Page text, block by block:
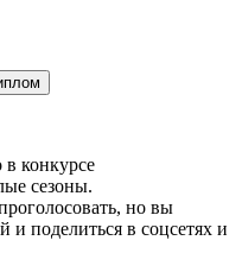
в конкурсе
сезоны.
но вы
и поделиться в соцсетях и